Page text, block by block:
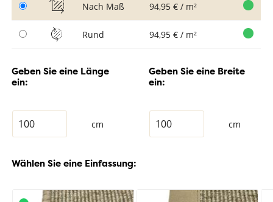
Nach Maß 94,95 € / m²
Rund 94,95 € / m²
Geben Sie eine Länge
ein:
cm
Geben Sie eine Breite
ein:
cm
Wählen Sie eine Einfassung: